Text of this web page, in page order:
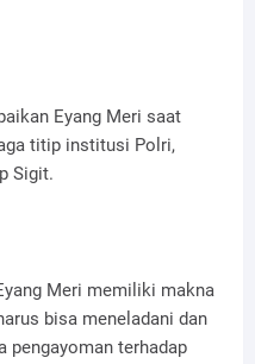
Eyang Meri saat
titip institusi Polri,
Sigit.
Meri memiliki makna
bisa meneladani dan
pengayoman terhadap